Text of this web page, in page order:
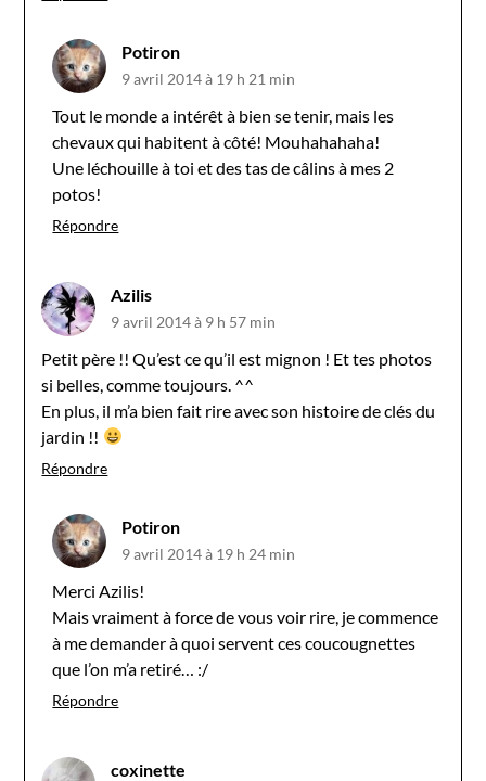
Potiron
9 avril 2014 à 19 h 21 min
Tout le monde a intérêt à bien se tenir, mais les
chevaux qui habitent à côté! Mouhahahaha!
Une léchouille à toi et des tas de câlins à mes 2
potos!
Répondre
Azilis
9 avril 2014 à 9 h 57 min
Petit père !! Qu’est ce qu’il est mignon ! Et tes photos
si belles, comme toujours. ^^
En plus, il m’a bien fait rire avec son histoire de clés du
jardin !!
Répondre
Potiron
9 avril 2014 à 19 h 24 min
Merci Azilis!
Mais vraiment à force de vous voir rire, je commence
à me demander à quoi servent ces coucougnettes
que l’on m’a retiré… :/
Répondre
coxinette